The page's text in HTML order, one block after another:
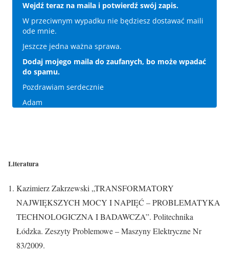
Wejdź teraz na maila i potwierdź swój zapis.
W przeciwnym wypadku nie będziesz dostawać maili
ode mnie.
Jeszcze jedna ważna sprawa.
Dodaj mojego maila do zaufanych, bo może wpadać
do spamu.
Pozdrawiam serdecznie
Adam
Literatura
Kazimierz Zakrzewski „TRANSFORMATORY
NAJWIĘKSZYCH MOCY I NAPIĘĆ – PROBLEMATYKA
TECHNOLOGICZNA I BADAWCZA”. Politechnika
Łódzka. Zeszyty Problemowe – Maszyny Elektryczne Nr
83/2009.